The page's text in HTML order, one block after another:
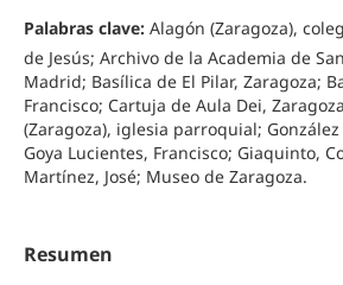
Palabras clave: Alagón (Zaragoza),
de Jesús; Archivo de la Academia de
Madrid; Basílica de El Pilar, Zaragoza;
Francisco; Cartuja de Aula Dei,
(Zaragoza), iglesia parroquial;
Goya Lucientes, Francisco; Giaquinto,
Martínez, José; Museo de Zaragoza.
Resumen